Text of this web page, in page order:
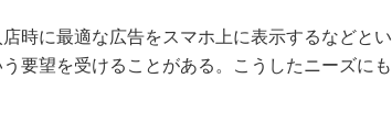
時に最適な広告をスマホ上に表示するなどとい
要望を受けることがある。こうしたニーズにも